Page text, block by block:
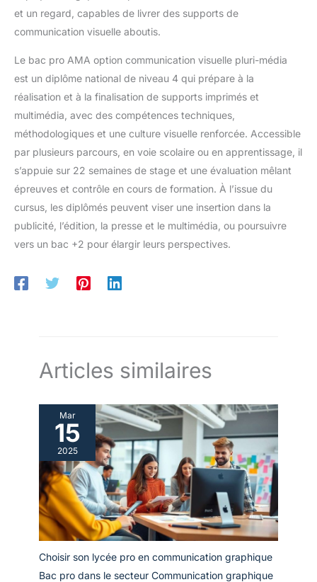
et un regard, capables de livrer des supports de
communication visuelle aboutis.
Le bac pro AMA option communication visuelle pluri-média
est un diplôme national de niveau 4 qui prépare à la
réalisation et à la finalisation de supports imprimés et
multimédia, avec des compétences techniques,
méthodologiques et une culture visuelle renforcée. Accessible
par plusieurs parcours, en voie scolaire ou en apprentissage, il
s’appuie sur 22 semaines de stage et une évaluation mêlant
épreuves et contrôle en cours de formation. À l’issue du
cursus, les diplômés peuvent viser une insertion dans la
publicité, l’édition, la presse et le multimédia, ou poursuivre
vers un bac +2 pour élargir leurs perspectives.
Articles similaires
Mar
15
2025
Choisir son lycée pro en communication graphique
Bac pro dans le secteur Communication graphique